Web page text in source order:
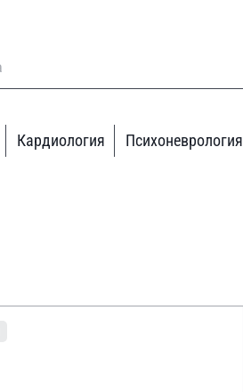
Кардиология Психоневрология